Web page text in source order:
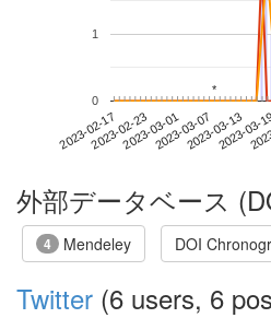
2023-02-172023-02-232023-03-012023-03-072023-03-13
2023-03-
0
1
**
外部データベース
4 Mendeley DOI
Twitter (6 users, 6